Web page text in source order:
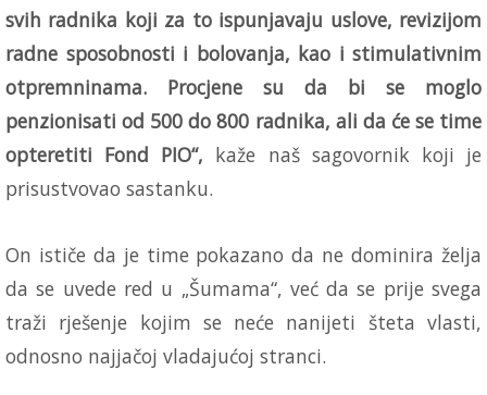
svih radnika koji za to ispunjavaju uslove, revizijom
radne sposobnosti i bolovanja, kao i stimulativnim
otpremninama. Procjene su da bi se moglo
penzionisati od 500 do 800 radnika, ali da će se time
opteretiti Fond PIO“, kaže naš sagovornik koji je
prisustvovao sastanku.
On ističe da je time pokazano da ne dominira želja
da se uvede red u „Šumama“, već da se prije svega
traži rješenje kojim se neće nanijeti šteta vlasti,
odnosno najjačoj vladajućoj stranci.